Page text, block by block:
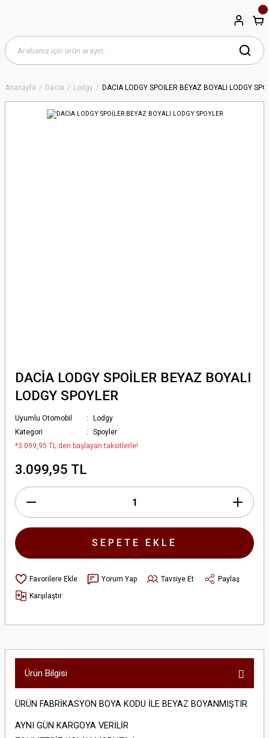
Anasayfa Dacia Lodgy DACİA LODGY SPOİLER BEYAZ BOYALI LODGY
DACİA LODGY SPOİLER BEYAZ BOYALI
LODGY SPOYLER
Uyumlu Otomobil
Lodgy
Kategori
Spoyler
*3.099,95 TL den başlayan taksitlerle!
3.099,95 TL
SEPETE EKLE
Yorum Yap Tavsiye Et
Paylaş
Karşılaştır
Ürün Bilgisi
ÜRÜN FABRİKASYON BOYA KODU İLE BEYAZ BOYANMIŞTIR
AYNI GÜN KARGOYA VERİLİR